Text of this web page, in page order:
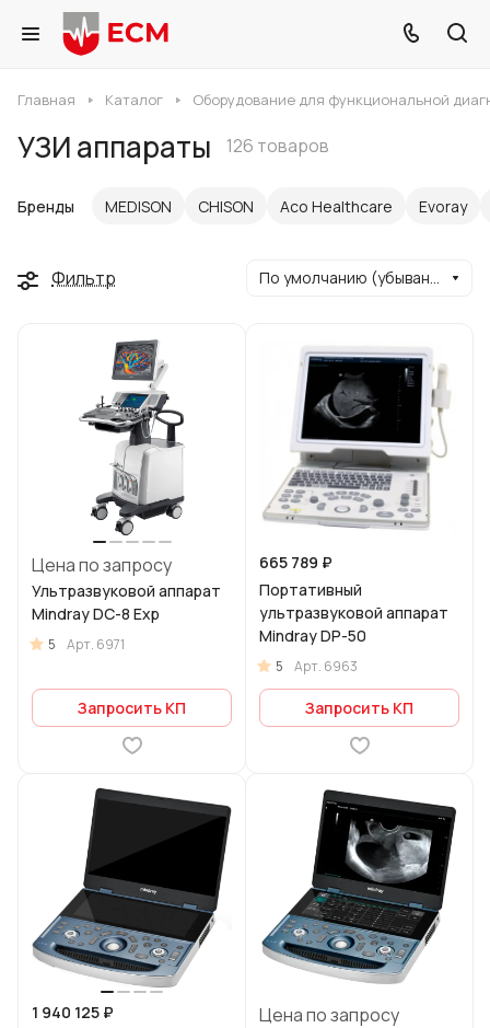
Главная Каталог Оборудование для функциональной
УЗИ аппараты 126 товаров
Бренды MEDISON CHISON Aco Healthcare Evoray
Фильтр По умолчанию (убывание)
Цена по запросу
Ультразвуковой аппарат
Mindray DC-8 Exp
5 Арт. 6971
Запросить КП
665 789 ₽
Портативный
ультразвуковой аппарат
Mindray DP-50
5 Арт. 6963
Запросить КП
1 940 125 ₽
Цена по запросу